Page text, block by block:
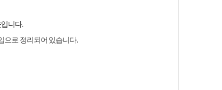
니다.
으로 정리되어 있습니다.